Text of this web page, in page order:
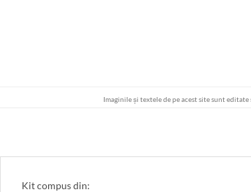
Imaginile și textele de pe acest site sunt
Kit compus din: